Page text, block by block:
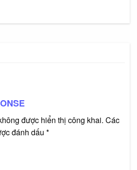
được hiển thị công khai. Các
đánh dấu *